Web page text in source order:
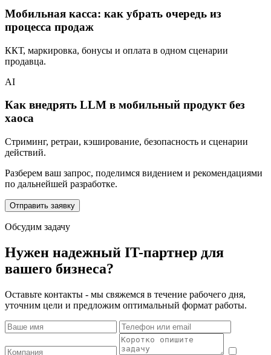
Мобильная касса: как убрать очередь из
процесса продаж
ККТ, маркировка, бонусы и оплата в одном сценарии
продавца.
AI
Как внедрять LLM в мобильный продукт без
хаоса
Стриминг, ретраи, кэширование, безопасность и сценарии
действий.
Разберем ваш запрос, поделимся видением и рекомендациями
по дальнейшей разработке.
Отправить заявку
Обсудим задачу
Нужен надежный IT-партнер для
вашего бизнеса?
Оставьте контакты - мы свяжемся в течение рабочего дня,
уточним цели и предложим оптимальный формат работы.